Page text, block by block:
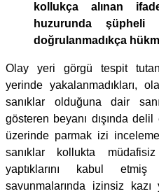
kollukça alınan
huzurunda şüpheli
doğrulanmadıkça
Olay yeri görgü tespit
yerinde yakalanmadıkları,
sanıklar olduğuna dair
gösteren beyanı dışında
üzerinde parmak izi
sanıklar kollukta
yaptıklarını kabul
savunmalarında izinsiz kazı